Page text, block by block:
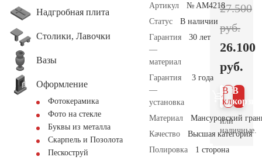
Надгробная плита
Столики, Лавочки
Вазы
Оформление
Фотокерамика
Фото на стекле
Буквы из металла
Скарпель и Позолота
Пескоструй
Артикул
№ AM4218
Статус
В наличии
Гарантия
—
материал
30 лет
Гарантия
—
установка
3 года
Материал
Мансуровский
Качество
Высшая категория
Полировка
1 сторона
27.500
руб.
26.100
руб.
В
В 1
клик
или
наличные.